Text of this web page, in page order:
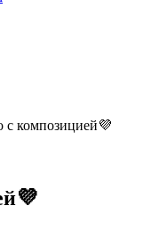
с композицией💜